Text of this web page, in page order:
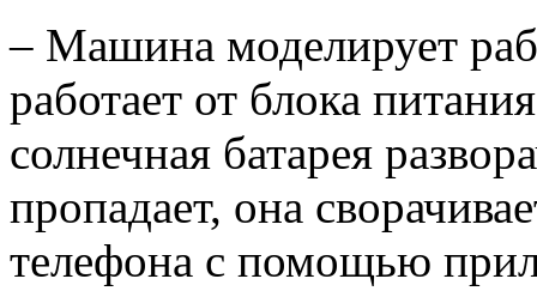
– Машина моделирует
работает от блока
солнечная батарея
пропадает, она
телефона с помощью